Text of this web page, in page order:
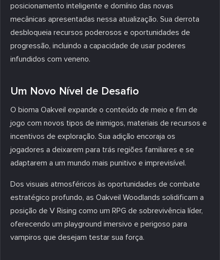
posicionamento inteligente e domínio das novas
mecânicas apresentadas nessa atualização. Sua derrota
desbloqueia recursos poderosos e oportunidades de
progressão, incluindo a capacidade de usar poderes
infundidos com veneno.
Um Novo Nível de Desafio
O bioma Oakveil expande o conteúdo de meio e fim de
jogo com novos tipos de inimigos, materiais de recursos e
incentivos de exploração. Sua adição encoraja os
jogadores a deixarem para trás regiões familiares e se
adaptarem a um mundo mais punitivo e imprevisível.
Dos visuais atmosféricos às oportunidades de combate
estratégico profundo, as Oakveil Woodlands solidificam a
posição de V Rising como um RPG de sobrevivência líder,
oferecendo um playground imersivo e perigoso para
vampiros que desejam testar sua força.